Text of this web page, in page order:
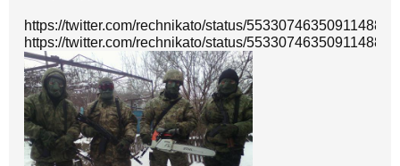
https://twitter.com/rechnikato/status/553307463509114882/
https://twitter.com/rechnikato/status/553307463509114882/